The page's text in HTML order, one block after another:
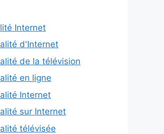
Internet
d'Internet
de la télévision
en ligne
Internet
sur Internet
télévisée